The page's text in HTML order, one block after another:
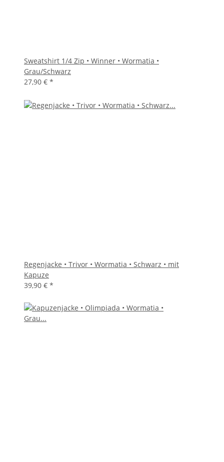
Sweatshirt 1/4 Zip • Winner • Wormatia •
Grau/Schwarz
27,90 € *
Regenjacke • Trivor • Wormatia • Schwarz • mit
Kapuze
39,90 € *